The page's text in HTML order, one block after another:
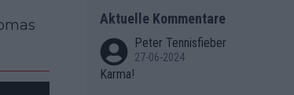
Aktuelle Kommentare
Peter Tennisfieber
27-06-2024
Karma!